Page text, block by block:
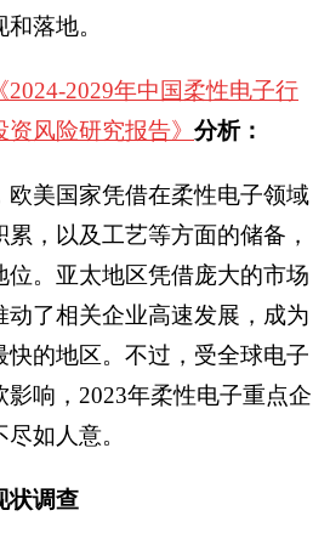
落地。
2024-2029年中国柔性电子行
风险研究报告》 分析：
欧美国家凭借在柔性电子领域
，以及工艺等方面的储备，
位。亚太地区凭借庞大的市场
动了相关企业高速发展，成为
快的地区。不过，受全球电子
响，2023年柔性电子重点企
如人意。
状调查